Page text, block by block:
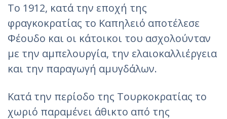
Το 1912, κατά την εποχή της
φραγκοκρατίας το Καπηλειό αποτέλεσε
Φέουδο και οι κάτοικοι του ασχολούνταν
με την αμπελουργία, την ελαιοκαλλιέργεια
και την παραγωγή αμυγδάλων.
Κατά την περίοδο της Τουρκοκρατίας το
χωριό παραμένει άθικτο από της